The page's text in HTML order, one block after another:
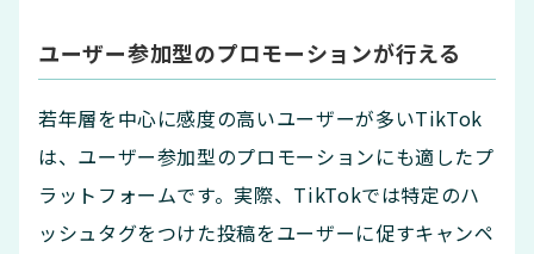
ユーザー参加型のプロモーションが行える
若年層を中心に感度の高いユーザーが多いTikTok
は、ユーザー参加型のプロモーションにも適したプ
ラットフォームです。実際、TikTokでは特定のハ
ッシュタグをつけた投稿をユーザーに促すキャンペ